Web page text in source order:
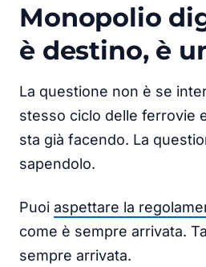
Monopolio
è destino, è
La questione non è se
stesso ciclo delle ferrovie
sta già facendo. La
sapendolo.
Puoi aspettare la
come è sempre arrivata.
sempre arrivata.